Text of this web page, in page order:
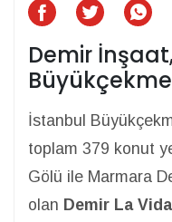
Demir
İstanbul
toplam 379 konut
Gölü ile Marmara
olan Demir La Vida